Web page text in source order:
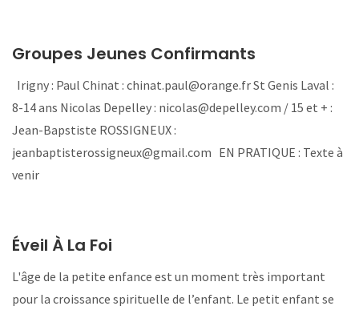
Groupes Jeunes Confirmants
Irigny : Paul Chinat : chinat.paul@orange.fr St Genis Laval :
8-14 ans Nicolas Depelley : nicolas@depelley.com / 15 et + :
Jean-Bapstiste ROSSIGNEUX :
jeanbaptisterossigneux@gmail.com EN PRATIQUE : Texte à
venir
Éveil À La Foi
L'âge de la petite enfance est un moment très important
pour la croissance spirituelle de l’enfant. Le petit enfant se